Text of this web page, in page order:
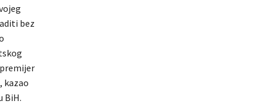
bez
kazao
BiH.